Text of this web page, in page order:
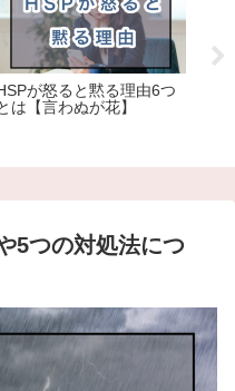
が怒ると黙る理由6つ
は【言わぬが花】
5つの対処法につ